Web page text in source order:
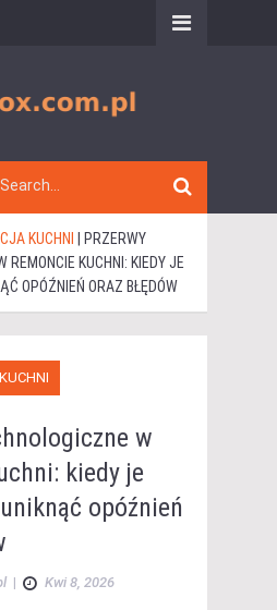
KUCHNI
PRZERWY
REMONCIE KUCHNI: KIEDY JE
OPÓŹNIEŃ ORAZ BŁĘDÓW
w
kiedy je
opóźnień
| Kwi 8, 2026